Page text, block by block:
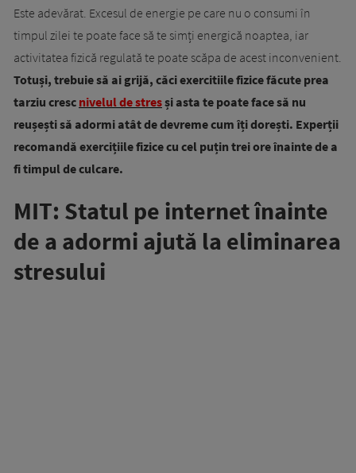
Este adevărat. Excesul de energie pe care nu o consumi în
timpul zilei te poate face să te simți energică noaptea, iar
activitatea fizică regulată te poate scăpa de acest inconvenient.
Totuși, trebuie să ai grijă, căci exercitiile fizice făcute prea
tarziu cresc nivelul de stresși asta te poate face să nu
reușești să adormi atât de devreme cum îți dorești. Experții
recomandă exercițiile fizice cu cel puțin trei ore înainte de a
fi timpul de culcare.
MIT: Statul pe internet înainte
de a adormi ajută la eliminarea
stresului